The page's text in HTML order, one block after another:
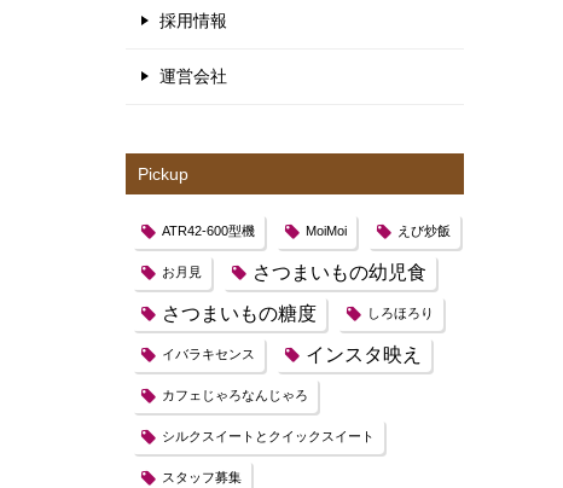
採用情報
運営会社
Pickup
ATR42-600型機 MoiMoi えび炒飯
お月見
さつまいもの幼児食
さつまいもの糖度
しろほろり
イバラキセンス インスタ映え
カフェじゃろなんじゃろ
シルクスイートとクイックスイート
スタッフ募集